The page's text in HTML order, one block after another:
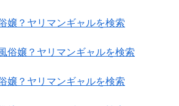
嬢？ヤリマンギャルを検索
俗嬢？ヤリマンギャルを検索
嬢？ヤリマンギャルを検索